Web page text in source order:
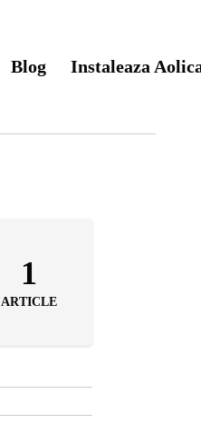
Blog Instaleaza
1
ARTICLE